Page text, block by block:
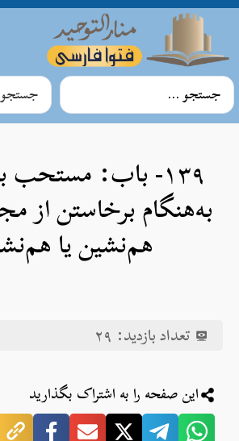
۱۳۹- باب: مستحب
به‌هنگام برخاستن از
هم‌نشین یا
تعداد بازدید: ۲۹
این صفحه را به اشتراک بگذارید